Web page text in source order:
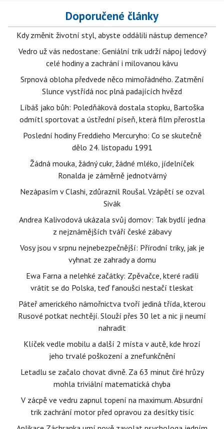
Doporučené články
Kdy změnit životní styl, abyste oddálili nástup demence?
Vedro už vás nedostane: Geniální trik udrží nápoj ledový
celé hodiny a zachrání i milovanou kávu
Srpnová obloha předvede něco mimořádného. Zatmění
Slunce vystřídá noc plná padajících hvězd
Líbáš jako bůh: Poledňáková dostala stopku, Bartoška
odmítl sportovat a ústřední píseň, která film přerostla
Poslední hodiny Freddieho Mercuryho: Co se skutečně
dělo 24. listopadu 1991
Žádná mouka, žádný cukr, žádné mléko, jídelníček
Ronalda je záměrně jednotvárný
Nezápasím v Clashi, zdůraznil Roušal. Vzápětí se ozval
Sivák
Andrea Kalivodová ukázala svůj domov: Tak bydlí jedna
z nejznámějších tváří české zábavy
Vosy jsou v srpnu nejnebezpečnější: Přírodní triky, jak je
vyhnat ze zahrady a domu
Ewa Farna a nelehké začátky: Zpěvačce, které radili
vrátit se do Polska, teď fanoušci nestačí tleskat
Páteř amerického námořnictva tvoří jediná třída, kterou
Rusové potkat nechtějí. Slouží přes 30 let a nic ji neumí
nahradit
Klíček vedle mobilu a další 2 místa v autě, kde hrozí
jeho trvalé poškození a znefunkčnění
Letadlu se začalo chovat divně. Za 63 minut čiré hrůzy
mohla triviální matematická chyba
V zácpě ve vedru zapnul topení na maximum. Absurdní
trik zachrání motor před opravou za desítky tisíc